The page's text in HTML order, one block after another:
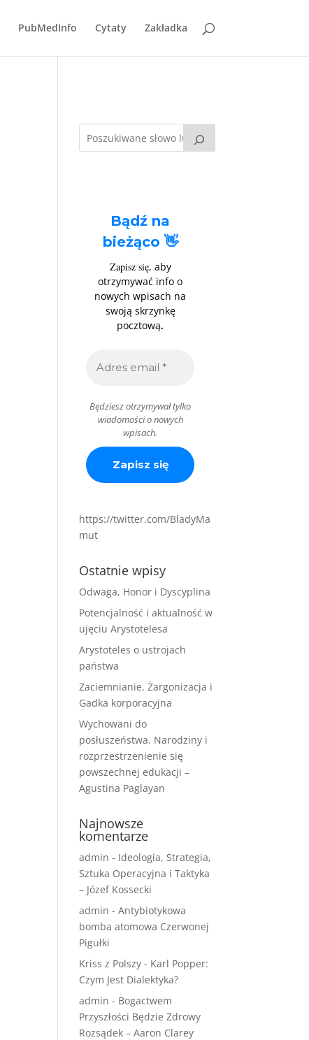
PubMedInfo Cytaty Zakładka
Bądź na
bieżąco 👋
Zapisz się, aby
otrzymywać info o
nowych wpisach na
swoją skrzynkę
pocztową.
Będziesz otrzymywał tylko
wiadomości o nowych
wpisach.
https://twitter.com/BladyMa
mut
Ostatnie wpisy
Odwaga, Honor i Dyscyplina
Potencjalność i aktualność w
ujęciu Arystotelesa
Arystoteles o ustrojach
państwa
Zaciemnianie, Żargonizacja i
Gadka korporacyjna
Wychowani do
posłuszeństwa. Narodziny i
rozprzestrzenienie się
powszechnej edukacji –
Agustina Paglayan
Najnowsze
komentarze
admin - Ideologia, Strategia,
Sztuka Operacyjna i Taktyka
– Józef Kossecki
admin -Antybiotykowa
bomba atomowa Czerwonej
Pigułki
Kriss z Polszy - Karl Popper:
Czym Jest Dialektyka?
admin - Bogactwem
Przyszłości Będzie Zdrowy
Rozsądek – Aaron Clarey